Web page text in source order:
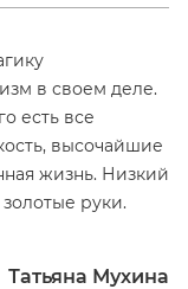
в своем деле.
есть все
высочайшие
жизнь. Низкий
руки.
Татьяна Мухина